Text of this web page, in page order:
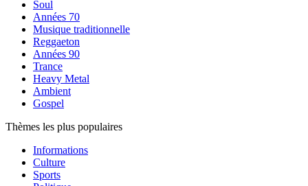
Soul
Années 70
Musique traditionnelle
Reggaeton
Années 90
Trance
Heavy Metal
Ambient
Gospel
Thèmes les plus populaires
Informations
Culture
Sports